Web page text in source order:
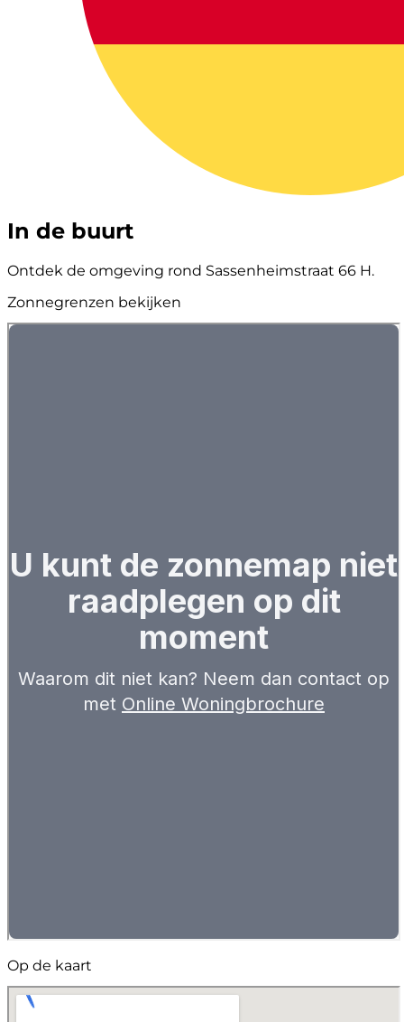
In de buurt
Ontdek de omgeving rond Sassenheimstraat 66 H.
Zonnegrenzen bekijken
Op de kaart